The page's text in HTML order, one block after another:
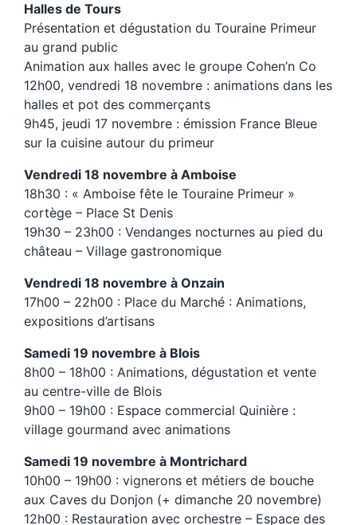
Halles de Tours
Présentation et dégustation du Touraine Primeur
au grand public
Animation aux halles avec le groupe Cohen’n Co
12h00, vendredi 18 novembre : animations dans les
halles et pot des commerçants
9h45, jeudi 17 novembre : émission France Bleue
sur la cuisine autour du primeur
Vendredi 18 novembre à Amboise
18h30 : « Amboise fête le Touraine Primeur »
cortège – Place St Denis
19h30 – 23h00 : Vendanges nocturnes au pied du
château – Village gastronomique
Vendredi 18 novembre à Onzain
17h00 – 22h00 : Place du Marché : Animations,
expositions d’artisans
Samedi 19 novembre à Blois
8h00 – 18h00 : Animations, dégustation et vente
au centre-ville de Blois
9h00 – 19h00 : Espace commercial Quinière :
village gourmand avec animations
Samedi 19 novembre à Montrichard
10h00 – 19h00 : vignerons et métiers de bouche
aux Caves du Donjon (+ dimanche 20 novembre)
12h00 : Restauration avec orchestre – Espace des